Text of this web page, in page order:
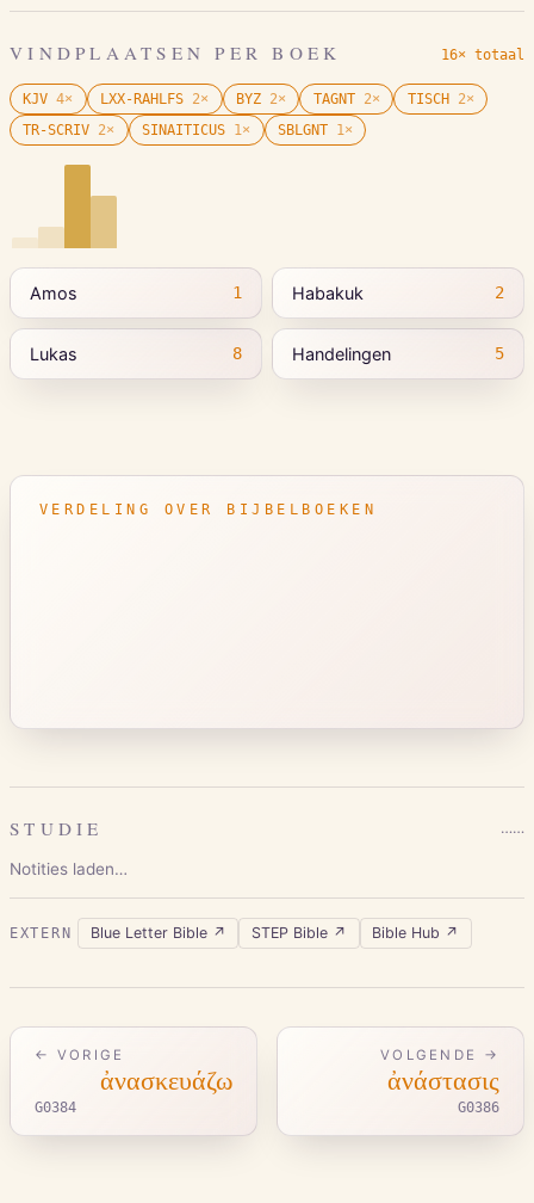
VINDPLAATSEN PER BOEK 16× totaal
KJV 4× LXX-RAHLFS 2× BYZ 2× TAGNT 2× TISCH 2×
TR-SCRIV 2× SINAITICUS 1× SBLGNT 1×
Amos 1 Habakuk 2
Lukas 8 Handelingen 5
VERDELING OVER BIJBELBOEKEN
STUDIE ……
Notities laden…
EXTERN Blue Letter Bible↗ STEP Bible↗ Bible Hub ↗
← VORIGE
ἀνασκευάζω
G0384
VOLGENDE →
ἀνάστασις
G0386